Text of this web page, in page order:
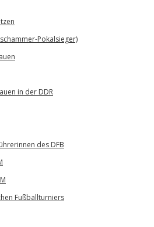
Pokalsieger)
in der DDR
des DFB
Fußballturniers